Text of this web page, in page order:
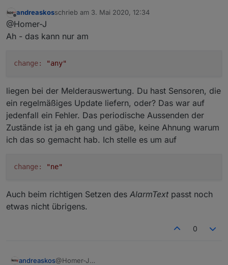
wenn ich jetzt meine Alarmanlage aktiviere dauert es
kein Status verändert hat soll heißen es wurde
Es wir aber komischerweise in dem Datenpunkt
Offline
andreaskosschrieb am 3. Mai 2020, 12:34
zuletzt editiert von
@Homer-J
Ah - das kann nur am
change: "any"
liegen bei der Melderauswertung. Du hast Sensoren, die
ein regelmäßiges Update liefern, oder? Das war auf
jedenfall ein Fehler. Das periodische Aussenden der
Zustände ist ja eh gang und gäbe, keine Ahnung warum
ich das so gemacht hab. Ich stelle es um auf
change: "ne"
Auch beim richtigen Setzen des AlarmTextpasst noch
etwas nicht übrigens.
0
andreaskos@Homer-J